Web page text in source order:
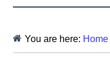
You are here: Home